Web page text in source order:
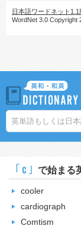
日本語ワードネット1.1
WordNet 3.0 Copyright
｢c｣ で始まる
cooler
cardiograph
Comtism